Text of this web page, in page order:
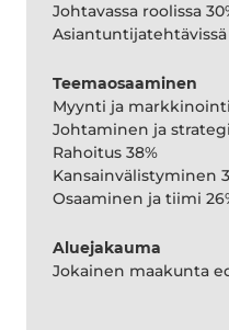
Johtavassa roolissa
Asiantuntijatehtävissä
Teemaosaaminen
Myynti ja markkinointi
Johtaminen ja
Rahoitus 38%
Kansainvälistyminen
Osaaminen ja tiimi
Aluejakauma
Jokainen maakunta